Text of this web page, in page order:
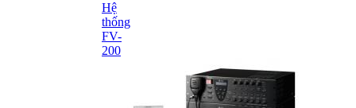
Hệ
thống
FV-
200